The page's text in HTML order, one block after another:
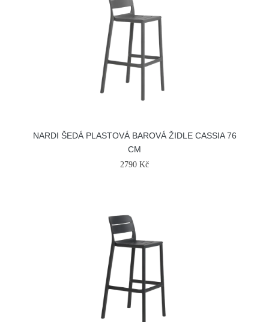
NARDI ŠEDÁ PLASTOVÁ BAROVÁ ŽIDLE CASSIA 76
CM
2790 Kč